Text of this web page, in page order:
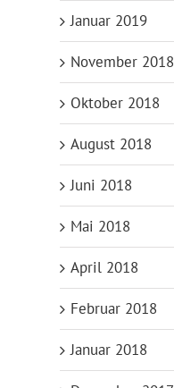
Januar 2019
November 2018
Oktober 2018
August 2018
Juni 2018
Mai 2018
April 2018
Februar 2018
Januar 2018